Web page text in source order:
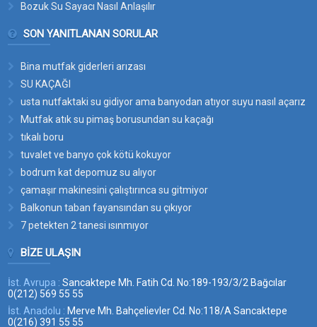
Bozuk Su Sayacı Nasıl Anlaşılır
SON YANITLANAN SORULAR
Bina mutfak giderleri arızası
SU KAÇAĞI
usta nutfaktaki su gidiyor ama banyodan atıyor suyu nasıl açarız
bu suyun yerini
Mutfak atık su pimaş borusundan su kaçağı
tıkalı boru
tuvalet ve banyo çok kötü kokuyor
bodrum kat depomuz su alıyor
çamaşır makinesini çalıştırınca su gitmiyor
Balkonun taban fayansından su çıkıyor
7 petekten 2 tanesi ısınmıyor
BIZE ULAŞIN
İst. Avrupa :Sancaktepe Mh. Fatih Cd. No:189-193/3/2 Bağcılar
0(212) 569 55 55
İst. Anadolu : Merve Mh. Bahçelievler Cd. No:118/A Sancaktepe
0(216) 391 55 55